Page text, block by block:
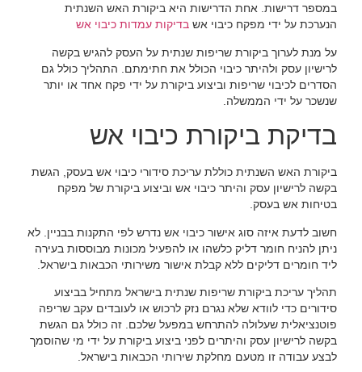
במספר דרישות. אחת הדרישות היא ביקורת האש השנתית
הנערכת על ידי מפקח כיבוי אשבדיקות עמדות כיבוי אש
על מנת לערוך ביקורת שריפות שנתית על העסק להגיש בקשה
לרישיון עסק ולהיתר כיבוי הכולל את חתימתם. התהליך כולל גם
הסדרים לכיבוי שריפות וביצוע ביקורת על ידי פקח אחד או יותר
שנשכר על ידי הממשלה.
בדיקת ביקורת כיבוי אש
ביקורת האש השנתית כוללת עריכת סידורי כיבוי אש בעסק, הגשת
בקשה לרישיון עסק והיתר כיבוי אש וביצוע ביקורת של מפקח
בטיחות אש בעסק.
חשוב לדעת איזה סוג אישור כיבוי אש נדרש לפי התקנות בבניין. לא
ניתן להניח חומר דליק כלשהו או להפעיל מכונות מבוססות בעירה
ליד חומרים דליקים ללא קבלת אישור משירותי הכבאות בישראל.
תהליך עריכת ביקורת שריפות שנתית בישראל מתחיל בביצוע
סידורים כדי לוודא שלא נגרם נזק לרכוש או לעובדים עקב שריפה
פוטנציאלית שעלולה להתרחש במפעל שלכם. זה כולל גם הגשת
בקשה לרישיון עסק והיתרים לפני ביצוע ביקורת על ידי מי שהוסמך
לבצע עבודה זו מטעם מחלקת שירותי הכבאות בישראל.